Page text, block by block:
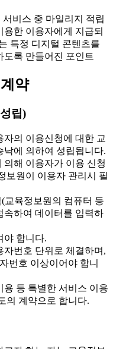
비스 중 마일리지 적립
용한 이용자에게 지급되
특정 디지털 콘텐츠를
도록 만들어진 포인트
약
립)
의 이용신청에 대한 교
낙에 의하여 성립됩니다.
해 이용자가 이용 신청
보원이 이용자 관리시 필
교육정보원의 컴퓨터 등
속하여 데이터를 입력하
야 합니다.
번호 단위로 체결하며,
번호 이상이어야 합니
등 특별한 서비스 이용
의 계약으로 합니다.